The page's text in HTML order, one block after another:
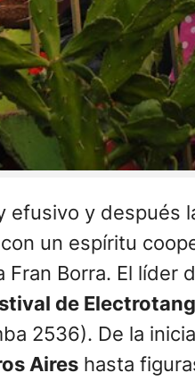
efusivo y después
un espíritu
Borra. El
de
2536). De la
Aires hasta